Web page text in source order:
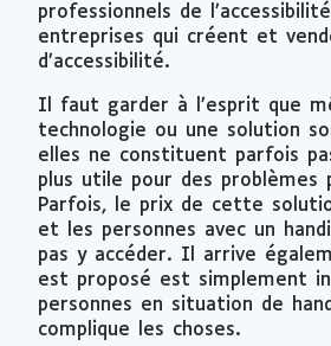
professionnels de
entreprises qui créent et
d’accessibilité.
Il faut garder à l’esprit que
technologie ou une solution
elles ne constituent parfois
plus utile pour des problèmes
Parfois, le prix de cette
et les personnes avec un
pas y accéder. Il arrive
est proposé est simplement
personnes en situation de
complique les choses.